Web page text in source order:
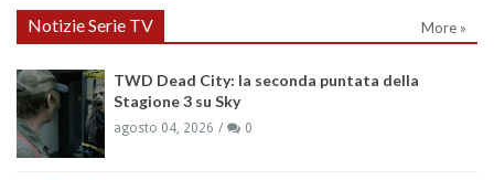
Notizie Serie TV More »
TWD Dead City: la seconda puntata della
Stagione 3 su Sky
agosto 04, 2026 0